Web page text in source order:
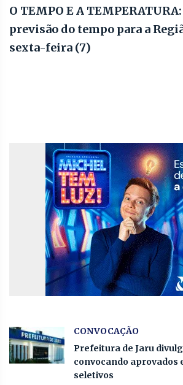
O TEMPO E A
previsão do tempo para a
sexta-feira (7)
CONVOCAÇÃO
Prefeitura de Jaru
convocando aprovados
seletivos